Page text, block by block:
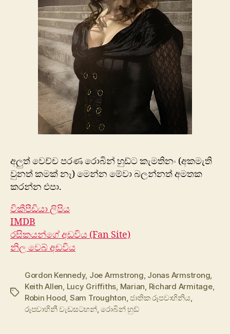
අලුත් වෙච්ච පරණ රොබින් හුඩ්ට කැමතිනං (අකමැති
වුනත් කමක් නෑ) මෙන්න මේවා බලන්නත් අමතක
කරන්න එපා.
විකීපීඩියා ලිපිය
IMDB
රසිකයන්ගේ අඩවිය (Fan Site)
නිල වෙබ් අඩවිය
Tags
Gordon Kennedy, Joe Armstrong, Jonas Armstrong,
Keith Allen, Lucy Griffiths, Marian, Richard Armitage,
Robin Hood, Sam Troughton,ජාතික රූපවාහිනිය,
රූපවාහිනී වැඩසටහන්,රොබින් හුඩ්